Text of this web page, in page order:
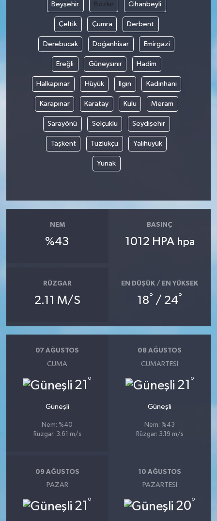
Beyşehir Bozkır Cihanbeyli
Çeltik Çumra Derbent
Derebucak Doğanhisar Emirgazi
Ereğli Güneysınır Hadim
Halkapınar Hüyük Ilgın Kadınhanı
Karapınar Karatay Kulu Meram
Sarayönü Selçuklu Seydişehir
Taşkent Tuzlukçu Yalıhüyük
Yunak
NEM
%43
BASINÇ
1012 HPA hpa
RÜZGAR
2.11 M/S
EN DÜŞÜK / EN YÜKSEK
18° / 24°
07 AĞUSTOS
CUMA
21 °
Güneşli
Nem: %40
Rüzgar: 3.61 m/s
08 AĞUSTOS
CUMARTESI
21 °
Güneşli
Nem: %43
Rüzgar: 3.19 m/s
09 AĞUSTOS
PAZAR
21 °
10 AĞUSTOS
PAZARTESI
20°